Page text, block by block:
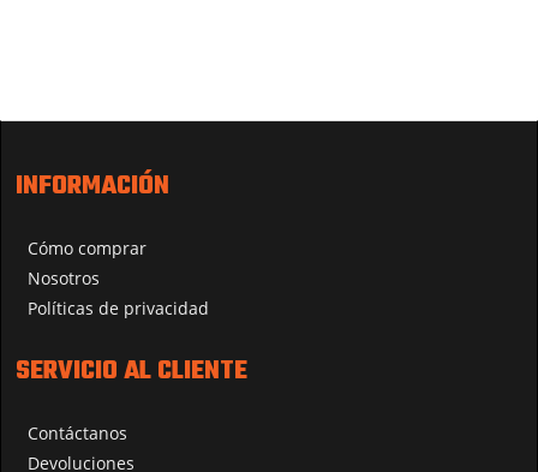
INFORMACIÓN
Cómo comprar
Nosotros
Políticas de privacidad
SERVICIO AL CLIENTE
Contáctanos
Devoluciones